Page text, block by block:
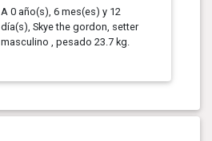
A 0 año(s), 6 mes(es) y 12
día(s), Skye the gordon, setter
masculino , pesado 23.7 kg.